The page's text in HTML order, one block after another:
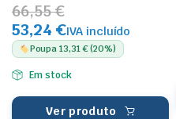
66,55 €
53,24 €IVA incluído
Poupa 13,31 € (20%)
Em stock
Ver produto